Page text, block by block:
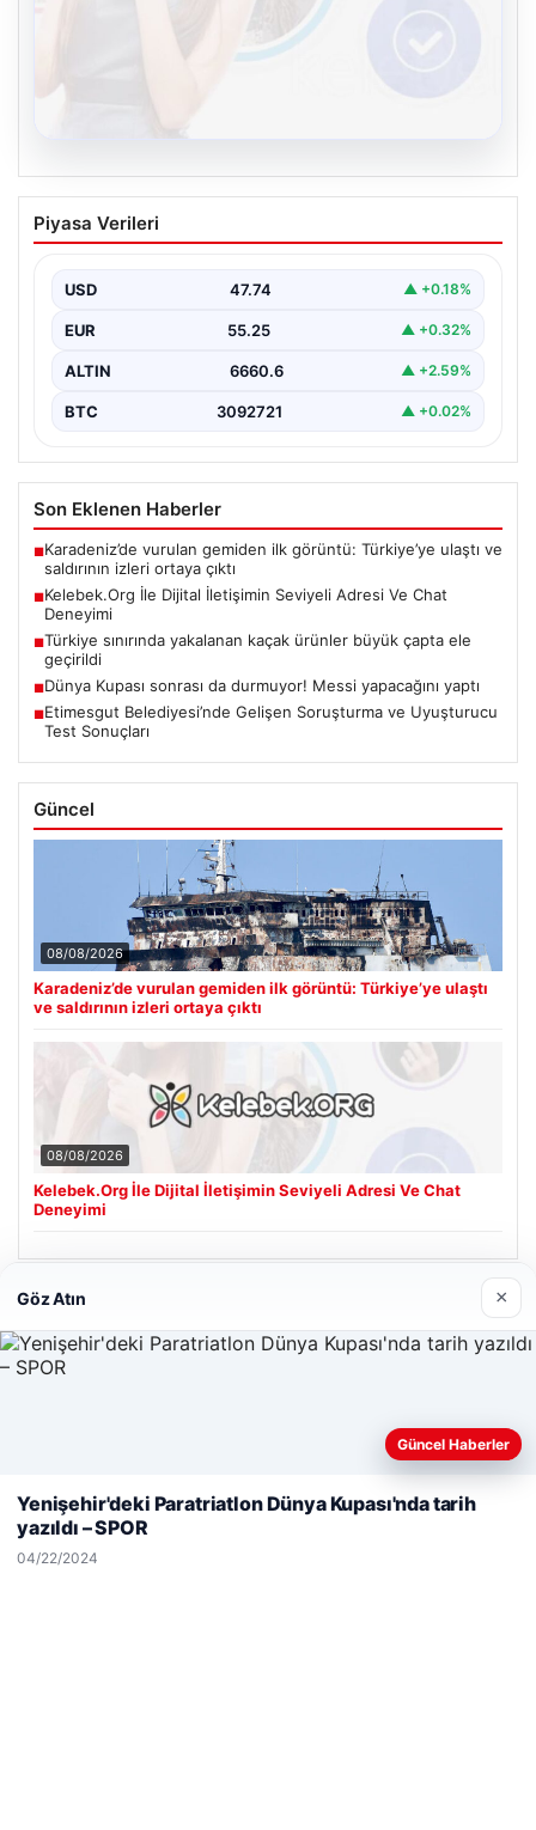
Kelebek.Org İle Dijital İletişimin Seviyeli
Adresi Ve Chat Deneyimi
kurması ciddi bir önem taşımaktadır. Halen birçok…
Piyasa Verileri
USD 47.74 ▲ +0.18%
EUR 55.25 ▲ +0.32%
ALTIN 6660.6 ▲ +2.59%
BTC 3092721 ▲ +0.02%
Son Eklenen Haberler
■Karadeniz’de vurulan gemiden ilk görüntü: Türkiye’ye ulaştı ve
saldırının izleri ortaya çıktı
■Kelebek.Org İle Dijital İletişimin Seviyeli Adresi Ve Chat
Deneyimi
■Türkiye sınırında yakalanan kaçak ürünler büyük çapta ele
geçirildi
■Dünya Kupası sonrası da durmuyor! Messi yapacağını yaptı
■Etimesgut Belediyesi’nde Gelişen Soruşturma ve Uyuşturucu
Test Sonuçları
Güncel
08/08/2026
Karadeniz’de vurulan gemiden ilk görüntü: Türkiye’ye ulaştı
ve saldırının izleri ortaya çıktı
08/08/2026
Kelebek.Org İle Dijital İletişimin Seviyeli Adresi Ve Chat
Deneyimi
Son Eklenen Firmalar
Web sitemizi nasıl kullandığınızı daha iyi anlayabilmek,
kullanıyoruz.Çerez Politikamız
Göz Atın ×
Güncel Haberler
Yenişehir'deki Paratriatlon Dünya Kupası'nda tarih
yazıldı – SPOR
04/22/2024